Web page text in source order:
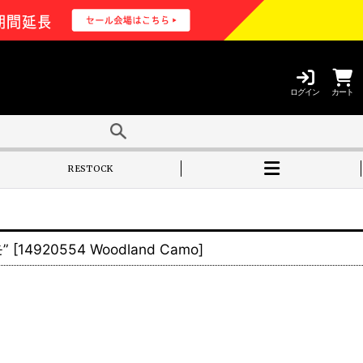
ログイン カート
RESTOCK
[14920554 Woodland Camo]